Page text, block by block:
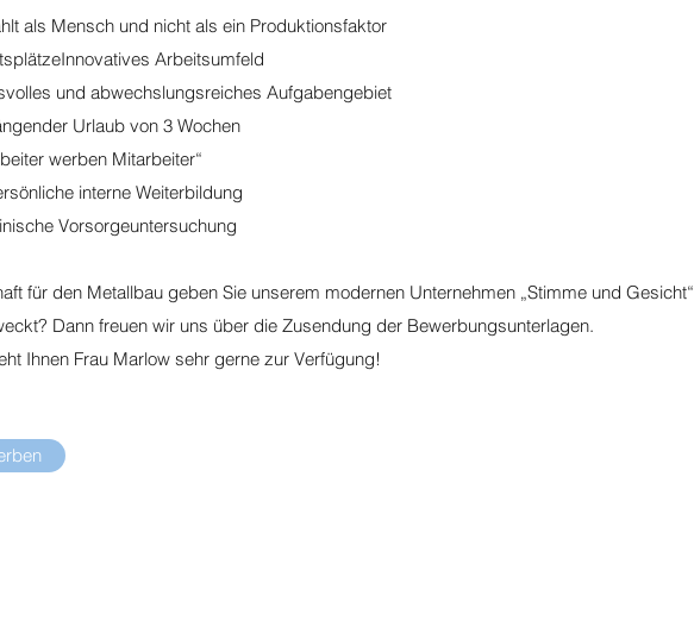
als Mensch und nicht als ein Produktionsfaktor
Arbeitsumfeld
und abwechslungsreiches Aufgabengebiet
Urlaub von 3 Wochen
werben Mitarbeiter“
interne Weiterbildung
Vorsorgeuntersuchung
für den Metallbau geben Sie unserem modernen Unternehmen „Stimme und Gesicht“
Dann freuen wir uns über die Zusendung der Bewerbungsunterlagen.
Ihnen Frau Marlow sehr gerne zur Verfügung!